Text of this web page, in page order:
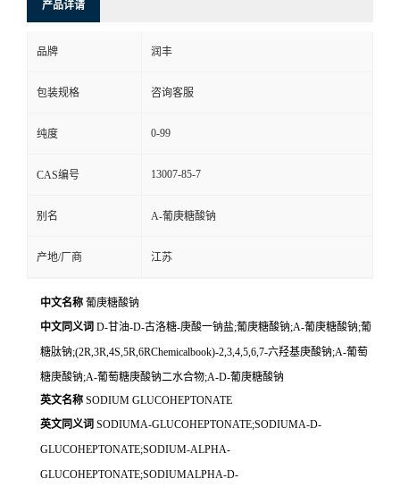
产品详请
品牌 润丰
包装规格 咨询客服
纯度 0-99
CAS编号 13007-85-7
别名 Α-葡庚糖酸钠
产地/厂商 江苏
中文名称 葡庚糖酸钠
中文同义词 D-甘油-D-古洛糖-庚酸一钠盐;葡庚糖酸钠;Α-葡庚糖酸钠;葡
糖肽钠;(2R,3R,4S,5R,6RChemicalbook)-2,3,4,5,6,7-六羟基庚酸钠;Α-葡萄
糖庚酸钠;Α-葡萄糖庚酸钠二水合物;Α-D-葡庚糖酸钠
英文名称 SODIUM GLUCOHEPTONATE
英文同义词 SODIUMA-GLUCOHEPTONATE;SODIUMA-D-
GLUCOHEPTONATE;SODIUM-ALPHA-
GLUCOHEPTONATE;SODIUMALPHA-D-